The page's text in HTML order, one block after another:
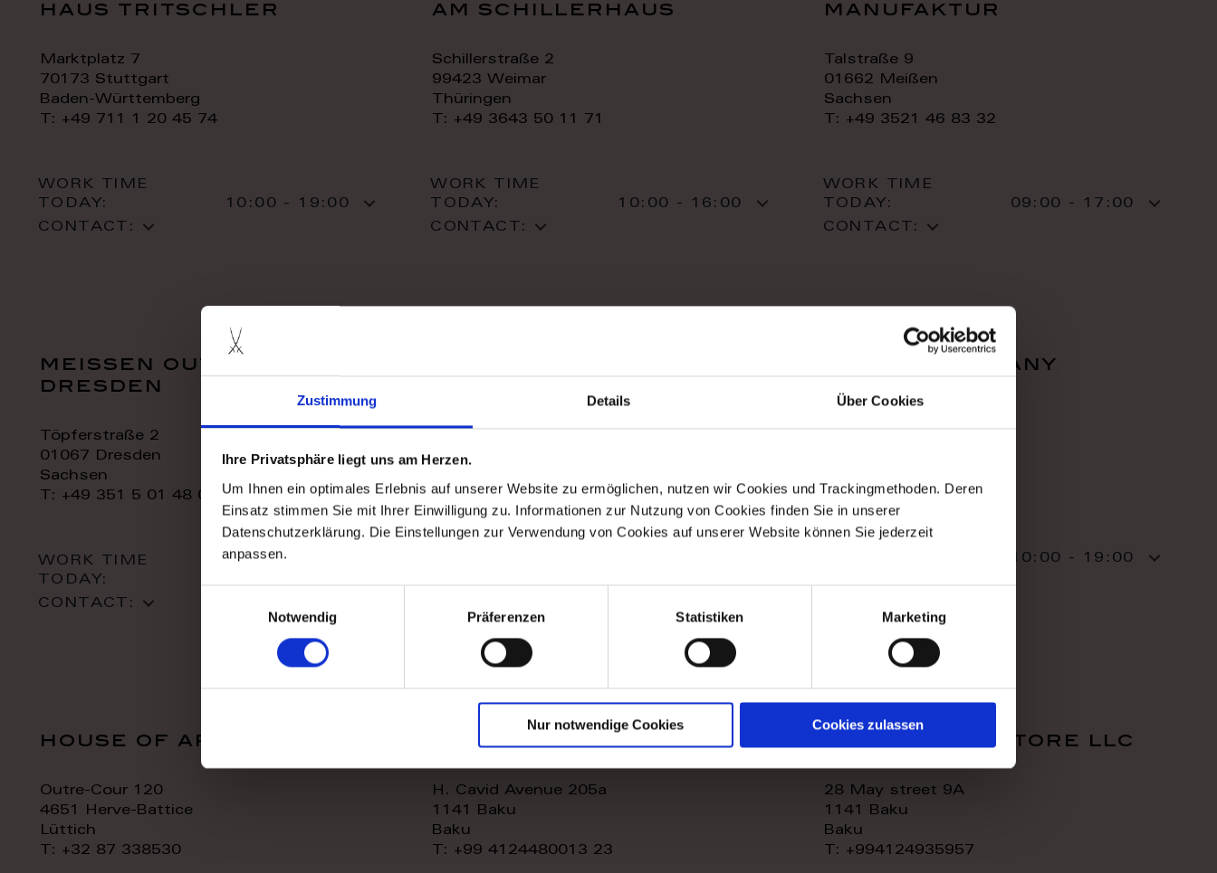
Zustimmung Details Über Cookies
Ihre Privatsphäre liegt uns am Herzen.
Um Ihnen ein optimales Erlebnis auf unserer Website zu ermöglichen, nutzen wir Cookies und Trackingmethoden. Deren
Einsatz stimmen Sie mit Ihrer Einwilligung zu. Informationen zur Nutzung von Cookies finden Sie in unserer
Datenschutzerklärung. Die Einstellungen zur Verwendung von Cookies auf unserer Website können Sie jederzeit
anpassen.
Notwendig
Präferenzen Statistiken Marketing
Nur notwendige Cookies Cookies zulassen
haus tritschler
Marktplatz 7
70173 Stuttgart
Baden-Württemberg
T: +49 711 1 20 45 74
WORK TIME
TODAY:
10:00 - 19:00
CONTACT:
am schillerhaus
Schillerstraße 2
99423 Weimar
Thüringen
T: +49 3643 50 11 71
WORK TIME
TODAY:
10:00 - 16:00
CONTACT:
manufaktur
Talstraße 9
01662 Meißen
Sachsen
T: +49 3521 46 83 32
WORK TIME
TODAY:
09:00 - 17:00
CONTACT:
meissen outlet
dresden
Töpferstraße 2
01067 Dresden
Sachsen
T: +49 351 5 01 48 06
WORK TIME
TODAY:
CONTACT:
Kiev
WORK TIME
CONTACT:
falcon company
WORK TIME
10:00 - 19:00
CONTACT:
house of art
Outre-Cour 120
4651 Herve-Battice
Lüttich
T: +32 87 338530
royal home store llc
H. Cavid Avenue 205a
1141 Baku
Baku
T: +99 4124480013 23
royal home store llc
28 May street 9A
1141 Baku
Baku
T: +994124935957